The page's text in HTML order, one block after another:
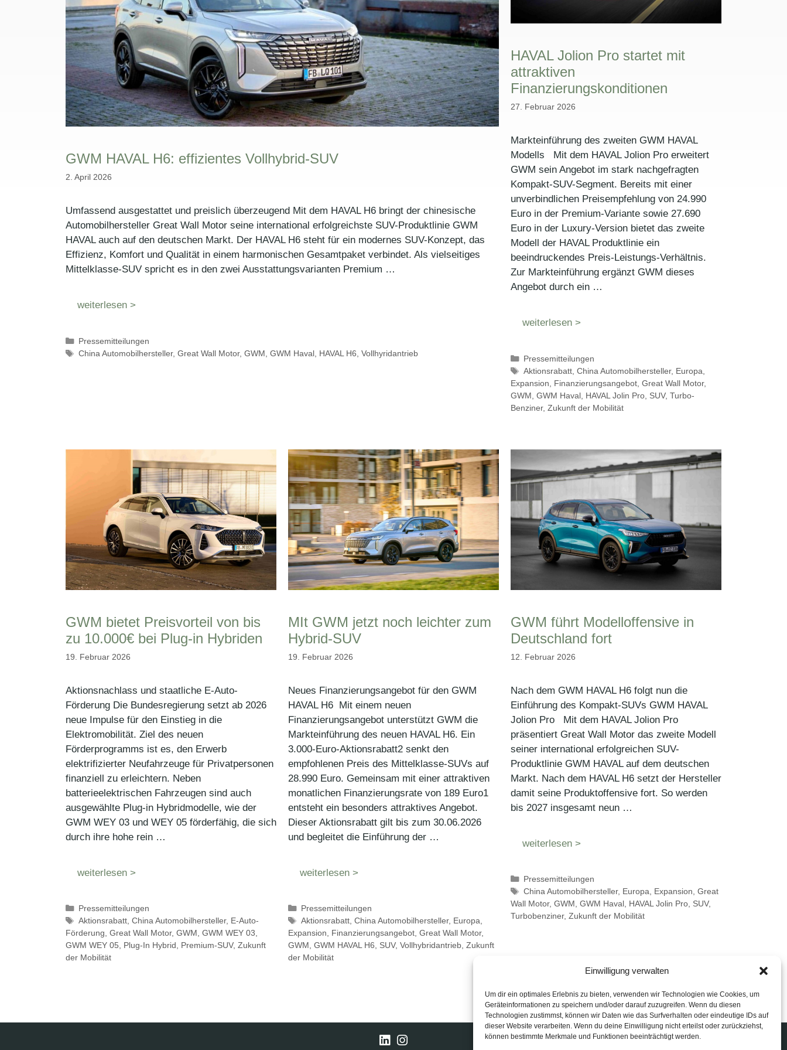
Einwilligung verwalten
Um dir ein optimales Erlebnis zu bieten, verwenden wir Technologien wie Cookies, um
Geräteinformationen zu speichern und/oder darauf zuzugreifen. Wenn du diesen
Technologien zustimmst, können wir Daten wie das Surfverhalten oder eindeutige IDs auf
dieser Website verarbeiten. Wenn du deine Einwilligung nicht erteilst oder zurückziehst,
können bestimmte Merkmale und Funktionen beeinträchtigt werden.
GWM HAVAL H6: effizientes Vollhybrid-SUV
2. April 2026
Umfassend ausgestattet und preislich überzeugend Mit dem HAVAL H6 bringt der chinesische
Automobilhersteller Great Wall Motor seine international erfolgreichste SUV-Produktlinie GWM
HAVAL auch auf den deutschen Markt. Der HAVAL H6 steht für ein modernes SUV-Konzept, das
Effizienz, Komfort und Qualität in einem harmonischen Gesamtpaket verbindet. Als vielseitiges
Mittelklasse-SUV spricht es in den zwei Ausstattungsvarianten Premium …
weiterlesen >
Kategorien
Pressemitteilungen
Schlagwörter
China Automobilhersteller, Great Wall Motor, GWM GWM Haval, HAVAL H6 Vollhyridantrieb
HAVAL Jolion Pro startet mit
attraktiven
Finanzierungskonditionen
27. Februar 2026
Markteinführung des zweiten GWM HAVAL
Modells Mit dem HAVAL Jolion Pro erweitert
GWM sein Angebot im stark nachgefragten
Kompakt-SUV-Segment. Bereits mit einer
unverbindlichen Preisempfehlung von 24.990
Euro in der Premium-Variante sowie 27.690
Euro in der Luxury-Version bietet das zweite
Modell der HAVAL Produktlinie ein
beeindruckendes Preis-Leistungs-Verhältnis.
Zur Markteinführung ergänzt GWM dieses
Angebot durch ein …
weiterlesen >
Kategorien
Pressemitteilungen
Schlagwörter
Aktionsrabatt, China Automobilhersteller, Europa
Expansion
Finanzierungsangebot Great Wall Motor,
GWM GWM Haval HAVAL Jolin Pro SUV, Turbo-
Benziner, Zukunft der Mobilität
GWM bietet Preisvorteil von bis
zu 10.000€ bei Plug-in Hybriden
19. Februar 2026
Aktionsnachlass und staatliche E-Auto-
Förderung Die Bundesregierung setzt ab 2026
neue Impulse für den Einstieg in die
Elektromobilität. Ziel des neuen
Förderprogramms ist es, den Erwerb
elektrifizierter Neufahrzeuge für Privatpersonen
finanziell zu erleichtern. Neben
batterieelektrischen Fahrzeugen sind auch
ausgewählte Plug-in Hybridmodelle, wie der
GWM WEY 03 und WEY 05 förderfähig, die sich
durch ihre hohe rein …
weiterlesen >
Kategorien
Pressemitteilungen
Schlagwörter
Aktionsrabatt, China Automobilhersteller, E-Auto-
Förderung, Great Wall Motor, GWM, GWM WEY 03,
GWM WEY 05, Plug-In Hybrid, Premium-SUV, Zukunft
der Mobilität
MIt GWM jetzt noch leichter zum
Hybrid-SUV
19. Februar 2026
Neues Finanzierungsangebot für den GWM
HAVAL H6 Mit einem neuen
Finanzierungsangebot unterstützt GWM die
Markteinführung des neuen HAVAL H6. Ein
3.000-Euro-Aktionsrabatt2 senkt den
empfohlenen Preis des Mittelklasse-SUVs auf
28.990 Euro. Gemeinsam mit einer attraktiven
monatlichen Finanzierungsrate von 189 Euro1
entsteht ein besonders attraktives Angebot.
Dieser Aktionsrabatt gilt bis zum 30.06.2026
und begleitet die Einführung der …
weiterlesen >
Kategorien
Pressemitteilungen
Schlagwörter
Aktionsrabatt, China Automobilhersteller, Europa,
Expansion, Finanzierungsangebot, Great Wall Motor,
GWM, GWM HAVAL H6, SUV, Vollhybridantrieb, Zukunft
der Mobilität
GWM führt Modelloffensive in
Deutschland fort
12. Februar 2026
Nach dem GWM HAVAL H6 folgt nun die
Einführung des Kompakt-SUVs GWM HAVAL
Jolion Pro Mit dem HAVAL Jolion Pro
präsentiert Great Wall Motor das zweite Modell
seiner international erfolgreichen SUV-
Produktlinie GWM HAVAL auf dem deutschen
Markt. Nach dem HAVAL H6 setzt der Hersteller
damit seine Produktoffensive fort. So werden
bis 2027 insgesamt neun …
weiterlesen >
Kategorien
Pressemitteilungen
Schlagwörter
China Automobilhersteller, Europa, Expansion, Great
Wall Motor, GWM, GWM Haval, HAVAL Jolin Pro, SUV,
Turbobenziner, Zukunft der Mobilität
LinkedInInstagram